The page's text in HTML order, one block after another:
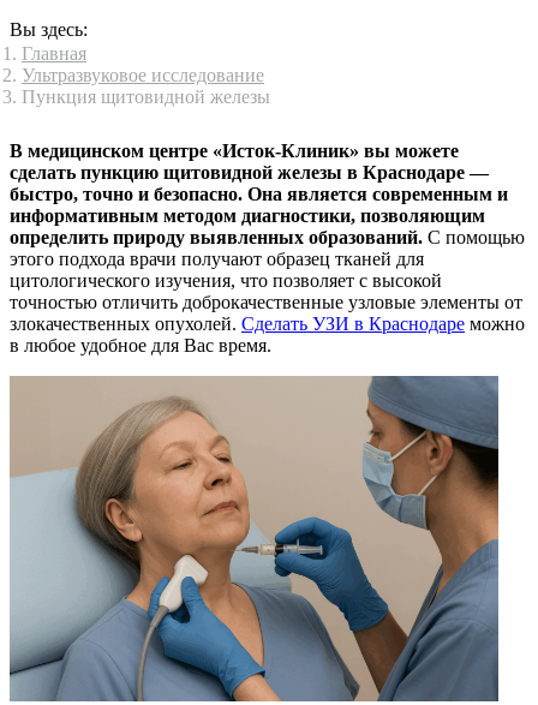
Вы здесь:
Главная
Ультразвуковое исследование
Пункция щитовидной железы
В медицинском центре «Исток-Клиник» вы можете
сделать пункцию щитовидной железы в Краснодаре —
быстро, точно и безопасно. Она является современным и
информативным методом диагностики, позволяющим
определить природу выявленных образований. С помощью
этого подхода врачи получают образец тканей для
цитологического изучения, что позволяет с высокой
точностью отличить доброкачественные узловые элементы от
злокачественных опухолей. Сделать УЗИ в Краснодаре можно
в любое удобное для Вас время.